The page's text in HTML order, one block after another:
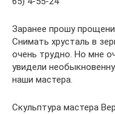
Заранее прошу
Снимать хрусталь в
очень трудно. Но мне
увидели
наши мастера.
Скульптура мастера